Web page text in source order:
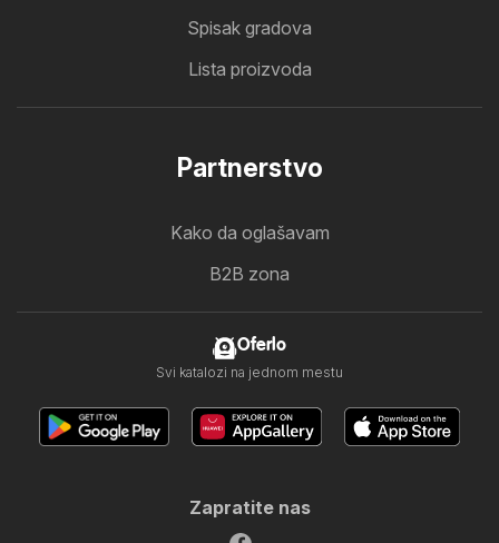
Spisak gradova
Lista proizvoda
Partnerstvo
Kako da oglašavam
B2B zona
Oferlo
Svi katalozi na jednom mestu
Zapratite nas